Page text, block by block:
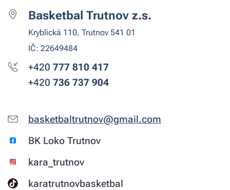
Basketbal Trutnov z.s.
Kryblická 110, Trutnov 541 01
IČ: 22649484
+420 777 810 417
+420 736 737 904
basketbaltrutnov@gmail.com
BK Loko Trutnov
kara_trutnov
karatrutnovbasketbal